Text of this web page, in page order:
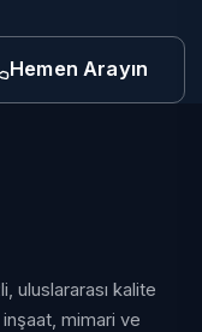
Hemen Arayın
uluslararası kalite
mimari ve